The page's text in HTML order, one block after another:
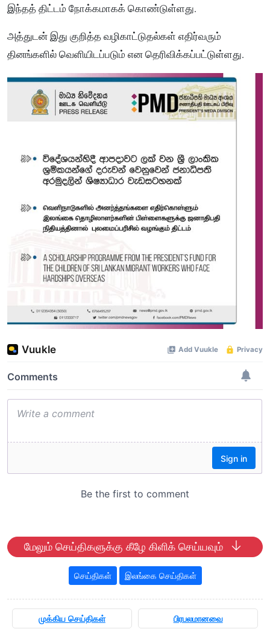
இந்தத் திட்டம் நோக்கமாகக் கொண்டுள்ளது.
அத்துடன் இது குறித்த வழிகாட்டுதல்கள் எதிர்வரும்
தினங்களில் வெளியிடப்படும் என தெரிவிக்கப்பட்டுள்ளது.
மேலும் செய்திகளுக்கு கீழே கிளிக் செய்யவும்
செய்திகள் இலங்கை செய்திகள்
முக்கிய செய்திகள் பிரபலமானவை